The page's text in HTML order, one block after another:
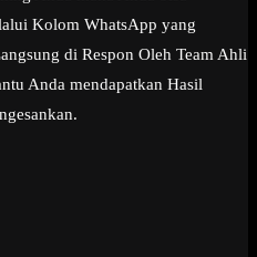
Kolom WhatsApp yang
di Respon Oleh Team Ahli
Anda mendapatkan Hasil